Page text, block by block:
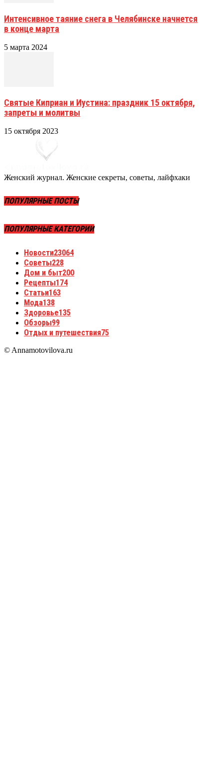
Интенсивное таяние снега в Челябинске начнется
в конце марта
5 марта 2024
Святые Киприан и Иустина: праздник 15 октября,
запреты и молитвы
15 октября 2023
Женский журнал. Женские секреты, советы, лайфхаки
ПОПУЛЯРНЫЕ ПОСТЫ
ПОПУЛЯРНЫЕ КАТЕГОРИИ
Новости23064
Советы228
Дом и быт200
Рецепты174
Статьи163
Мода138
Здоровье135
Обзоры99
Отдых и путешествия75
© Annamotovilova.ru